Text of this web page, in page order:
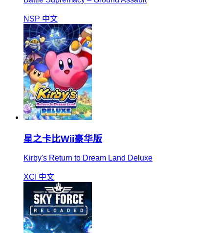
NSP 中文
星之卡比Wii豪华版
Kirby's Return to Dream Land Deluxe
XCI 中文